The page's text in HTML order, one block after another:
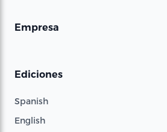
Empresa
Ediciones
Spanish
English